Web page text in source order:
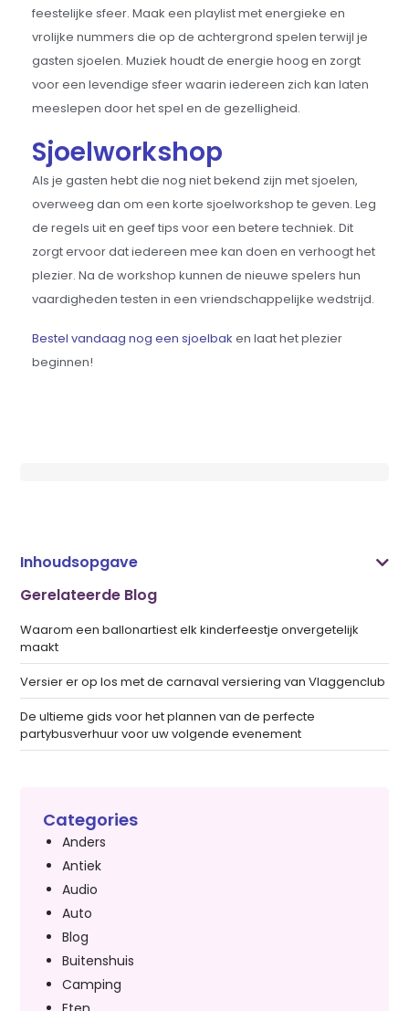
feestelijke sfeer. Maak een playlist met energieke en
vrolijke nummers die op de achtergrond spelen terwijl je
gasten sjoelen. Muziek houdt de energie hoog en zorgt
voor een levendige sfeer waarin iedereen zich kan laten
meeslepen door het spel en de gezelligheid.
Sjoelworkshop
Als je gasten hebt die nog niet bekend zijn met sjoelen,
overweeg dan om een korte sjoelworkshop te geven. Leg
de regels uit en geef tips voor een betere techniek. Dit
zorgt ervoor dat iedereen mee kan doen en verhoogt het
plezier. Na de workshop kunnen de nieuwe spelers hun
vaardigheden testen in een vriendschappelijke wedstrijd.
Bestel vandaag nog een sjoelbak en laat het plezier
beginnen!
Inhoudsopgave
Gerelateerde Blog
Waarom een ballonartiest elk kinderfeestje onvergetelijk
maakt
Versier er op los met de carnaval versiering van Vlaggenclub
De ultieme gids voor het plannen van de perfecte
partybusverhuur voor uw volgende evenement
Categories
Anders
Antiek
Audio
Auto
Blog
Buitenshuis
Camping